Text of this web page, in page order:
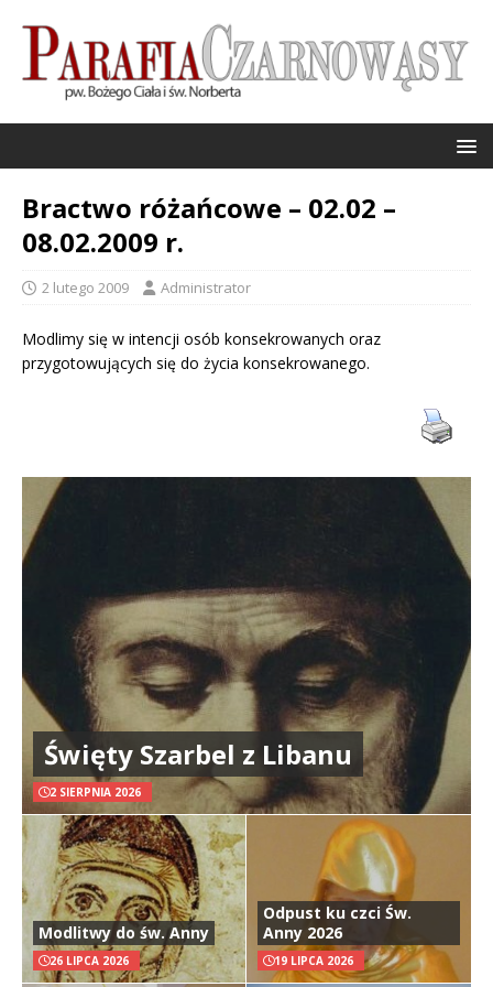
Bractwo różańcowe – 02.02 –
08.02.2009 r.
2 lutego 2009 Administrator
Modlimy się w intencji osób konsekrowanych oraz
przygotowujących się do życia konsekrowanego.
Święty Szarbel z Libanu
2 SIERPNIA 2026
Modlitwy do św. Anny
26 LIPCA 2026
Odpust ku czci Św.
Anny 2026
19 LIPCA 2026